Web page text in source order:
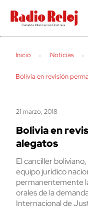
cerrar
Inicio Noticias
Bolivia en revisión
21 marzo, 2018
Bolivia en
alegatos
El canciller
equipo jurídico
permanentemente
orales de la
Internacional de